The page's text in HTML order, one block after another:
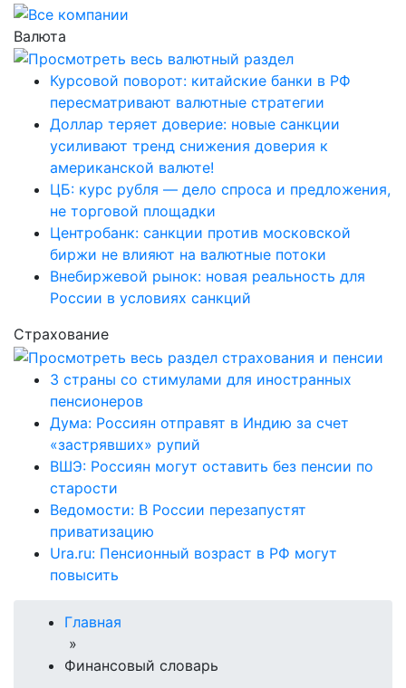
Валюта
Курсовой поворот: китайские банки в РФ
пересматривают валютные стратегии
Доллар теряет доверие: новые санкции
усиливают тренд снижения доверия к
американской валюте!
ЦБ: курс рубля — дело спроса и предложения,
не торговой площадки
Центробанк: санкции против московской
биржи не влияют на валютные потоки
Внебиржевой рынок: новая реальность для
России в условиях санкций
Страхование
3 страны со стимулами для иностранных
пенсионеров
Дума: Россиян отправят в Индию за счет
«застрявших» рупий
ВШЭ: Россиян могут оставить без пенсии по
старости
Ведомости: В России перезапустят
приватизацию
Ura.ru: Пенсионный возраст в РФ могут
повысить
Главная
»
Финансовый словарь